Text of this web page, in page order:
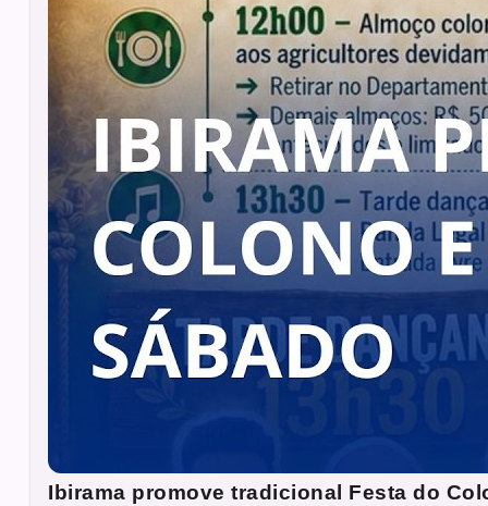
Ibirama promove tradicional Festa do